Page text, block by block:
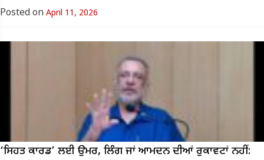
Posted on April 11, 2026
‘ਸਿਹਤ ਕਾਰਡ’ ਲਈ ਉਮਰ, ਲਿੰਗ ਜਾਂ ਆਮਦਨ ਦੀਆਂ ਰੁਕਾਵਟਾਂ ਨਹੀਂ: